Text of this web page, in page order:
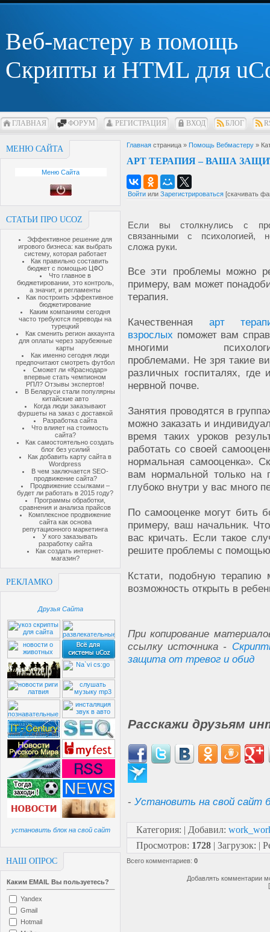
Веб-мастеру в помощь
Скрипты и HTML для
ГЛАВНАЯ ФОРУМ РЕГИСТРАЦИЯ ВХОД БЛОГ
МЕНЮ САЙТА
Меню Сайта
СТАТЬИ ПРО UCOZ
Эффективное решение для
игрового бизнеса: как выбрать
систему, которая работает
Как правильно составить
бюджет с помощью ЦФО
Что главное в
бюджетировании, это контроль,
а значит, и регламенты
Как построить эффективное
бюджетирование
Каким компаниям сегодня
часто требуются переводы на
турецкий
Как сменить регион аккаунта
для оплаты через зарубежные
карты
Как именно сегодня люди
предпочитают смотреть футбол
Сможет ли «Краснодар»
впервые стать чемпионом
РПЛ? Отзывы экспертов!
В Беларуси стали популярны
китайские авто
Когда люди заказывают
фуршеты на заказ с доставкой
Разработка сайта
Что влияет на стоимость
сайта?
Как самостоятельно создать
блог без усилий
Как добавить карту сайта в
Wordpress
В чем заключается SEO-
продвижение сайта?
Продвижение ссылками –
будет ли работать в 2015 году?
Программы обработки,
сравнения и анализа прайсов
Комплексное продвижение
сайта как основа
репутационного маркетинга
У кого заказывать
разработку сайта
Как создать интернет-
магазин?
РЕКЛАМКО
Друзья Сайта
установить блок на свой сайт
НАШ ОПРОС
Каким EMAIL Вы пользуетесь?
Yandex
Gmail
Hotmail
Главная страница » Помощь Вебмастеру »
АРТ ТЕРАПИЯ – ВАША
Войти или Зарегистрироваться [скачивать
Если вы столкнулись с
связанными с психологией,
сложа руки.
Все эти проблемы можно
примеру, вам может
терапия.
Качественная арт
взрослых поможет вам
многими
проблемами. Не зря такие
различных госпиталях, где
нервной почве.
Занятия проводятся в
можно заказать и
время таких уроков
работать со своей
нормальная самооценка».
вам нормальной только на
глубоко внутри у вас много
По самооценке могут бить
примеру, ваш начальник.
вас кричать. Если такое
решите проблемы с
Кстати, подобную
возможность открыть в
При копирование
ссылку источника -
защита от тревог и обид
Расскажи друзьям
- Установить на свой сайт
Категория: | Добавил:
Просмотров: 1728 | Загрузок: |
Всего комментариев: 0
Добавлять комментарии